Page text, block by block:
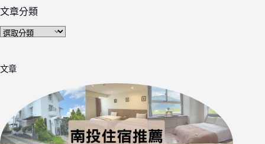
文章分類
文
類
文章